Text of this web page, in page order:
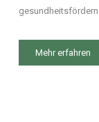
Mehr erfahren